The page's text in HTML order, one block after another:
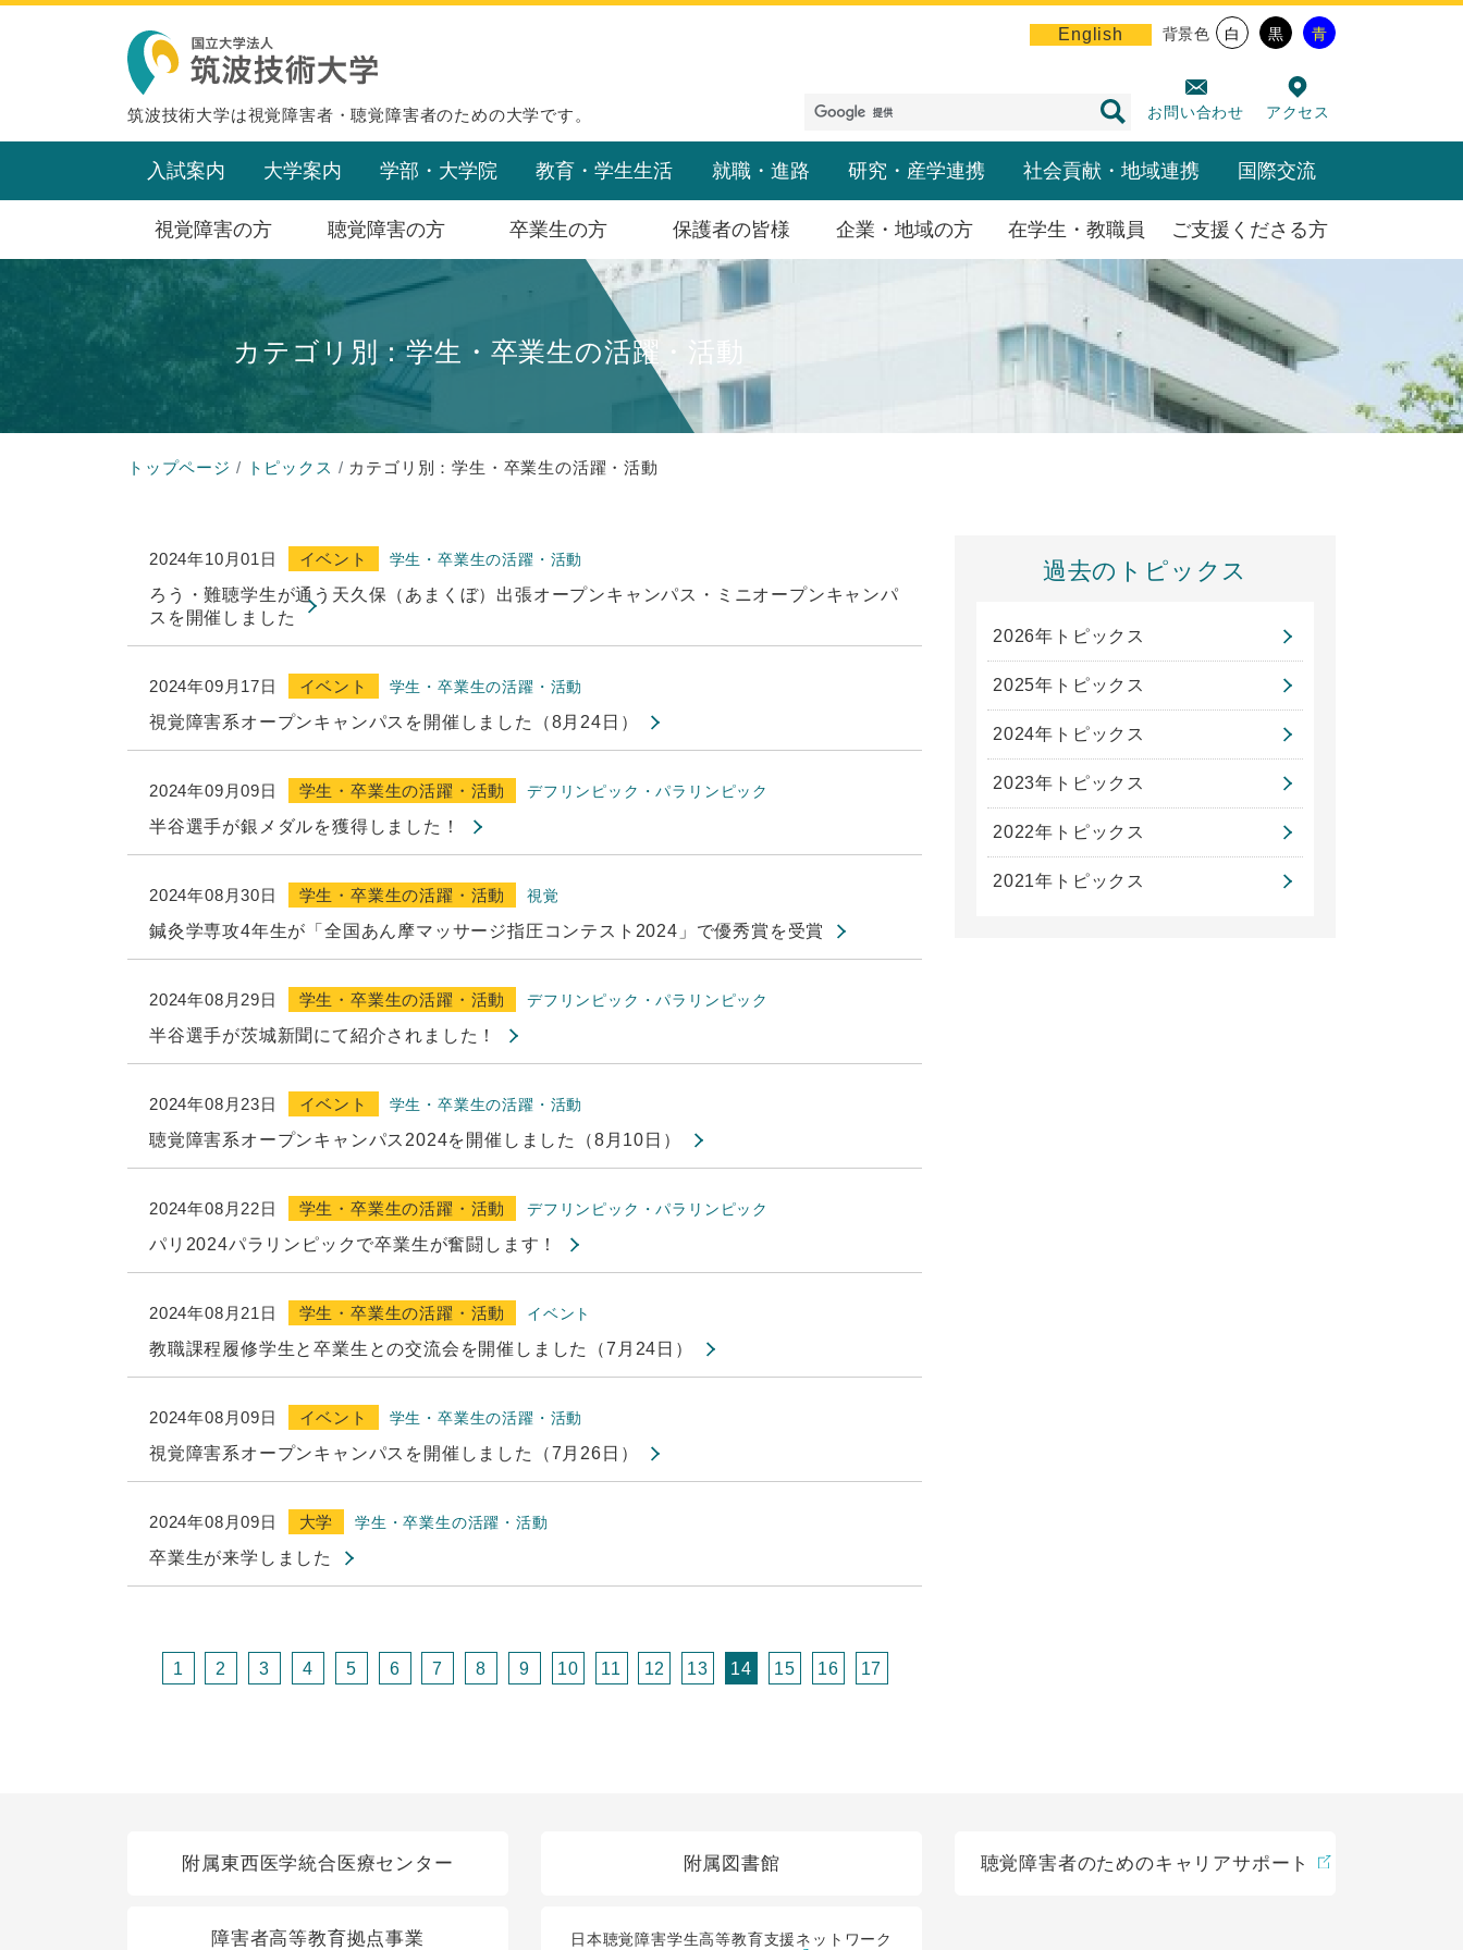
筑波技術大学は視覚障害者・聴覚障害者のための大学です。
English 背景色 白 黒 青
お問い合わせ アクセス
入試案内 大学案内 学部・大学院 教育・学生生活 就職・進路 研究・産学連携 社会貢献・地域連携 国際交流
視覚障害の方 聴覚障害の方 卒業生の方 保護者の皆様 企業・地域の方 在学生・教職員 ご支援くださる方
カテゴリ別：学生・卒業生の活躍・活動
トップページ トピックス カテゴリ別：学生・卒業生の活躍・活動
2024年10月01日 イベント 学生・卒業生の活躍・活動
ろう・難聴学⽣が通う天久保（あまくぼ）出張オープンキャンパス・ミニオープンキャンパ
スを開催しました
2024年09月17日 イベント 学生・卒業生の活躍・活動
視覚障害系オープンキャンパスを開催しました（8月24日）
2024年09月09日 学生・卒業生の活躍・活動 デフリンピック・パラリンピック
半谷選手が銀メダルを獲得しました！
2024年08月30日 学生・卒業生の活躍・活動 視覚
鍼灸学専攻4年生が「全国あん摩マッサージ指圧コンテスト2024」で優秀賞を受賞
2024年08月29日 学生・卒業生の活躍・活動 デフリンピック・パラリンピック
半谷選手が茨城新聞にて紹介されました！
2024年08月23日 イベント 学生・卒業生の活躍・活動
聴覚障害系オープンキャンパス2024を開催しました（8月10日）
2024年08月22日 学生・卒業生の活躍・活動 デフリンピック・パラリンピック
パリ2024パラリンピックで卒業生が奮闘します！
2024年08月21日 学生・卒業生の活躍・活動 イベント
教職課程履修学生と卒業生との交流会を開催しました（7月24日）
2024年08月09日 イベント 学生・卒業生の活躍・活動
視覚障害系オープンキャンパスを開催しました（7月26日）
2024年08月09日 大学 学生・卒業生の活躍・活動
卒業生が来学しました
1 2 3 4 5 6 7 8 9 10 11 12 13 14 15 16 17
過去のトピックス
2026年トピックス
2025年トピックス
2024年トピックス
2023年トピックス
2022年トピックス
2021年トピックス
附属東西医学統合医療センター 附属図書館 聴覚障害者のためのキャリアサポート
障害者高等教育拠点事業 日本聴覚障害学生高等教育支援ネットワーク